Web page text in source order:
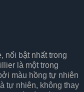
nổi bật nhất trong
là một trong
màu hồng tự nhiên
tự nhiên, không thay